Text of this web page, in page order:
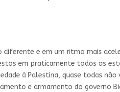
diferente e em um ritmo mais
em praticamente todos os
à Palestina, quase todas não
e armamento do governo